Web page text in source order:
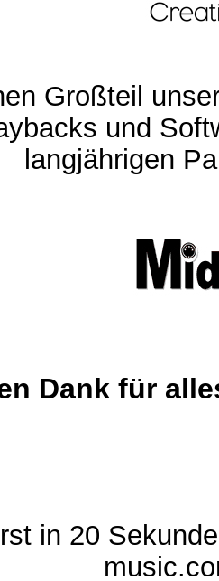
Großteil
und
langjährigen
Dank für
in 20